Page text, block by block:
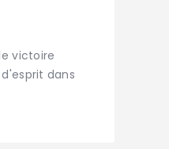
victoire
dans